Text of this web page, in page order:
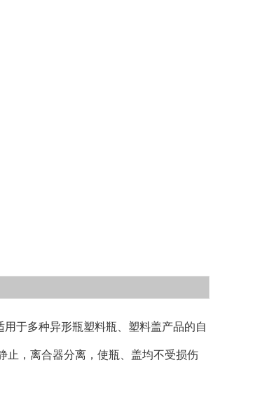
于多种异形瓶塑料瓶、塑料盖产品的自
止，离合器分离，使瓶、盖均不受损伤